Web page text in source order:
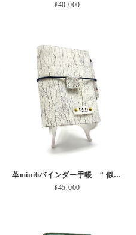
¥40,000
革mini6バインダー手帳 “ 似て非なるものの不安” 本革
¥45,000